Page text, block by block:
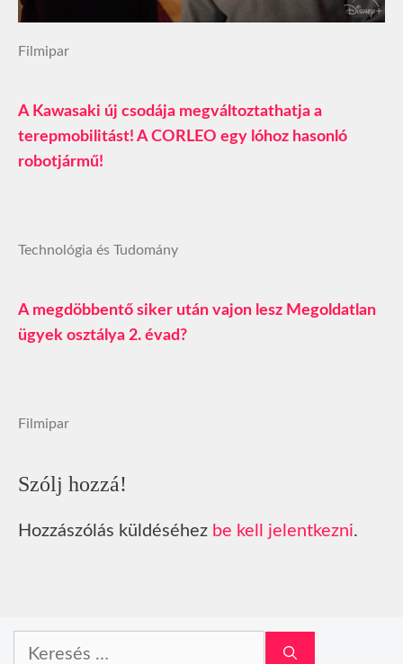
Filmipar
A Kawasaki új csodája megváltoztathatja a
terepmobilitást! A CORLEO egy lóhoz hasonló
robotjármű!
Technológia és Tudomány
A megdöbbentő siker után vajon lesz Megoldatlan
ügyek osztálya 2. évad?
Filmipar
Szólj hozzá!
Hozzászólás küldéséhez be kell jelentkezni.